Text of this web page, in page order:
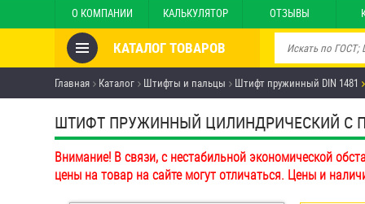
О КОМПАНИИ КАЛЬКУЛЯТОР ОТЗЫВЫ
КАТАЛОГ ТОВАРОВ
Товары со скидкой
Анкеры
Антивандальный крепёж,
инструмент
Болты и винты
Главная Каталог Штифты и пальцы Штифт пружинный DIN 1481
ШТИФТ ПРУЖИННЫЙ ЦИЛИНДРИЧЕСКИЙ С
Внимание! В связи, с нестабильной экономической
цены на товар на сайте могут отличаться. Цены и